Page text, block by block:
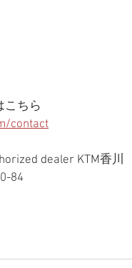
こちら
contact
dealer KTM香川
84